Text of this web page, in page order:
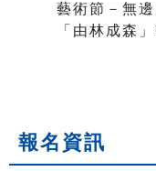
藝術節－無
「由林成森」
報名資訊